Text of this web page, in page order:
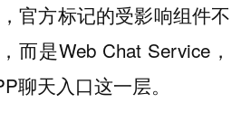
官方标记的受影响组件不
而是Web Chat Service，
聊天入口这一层。